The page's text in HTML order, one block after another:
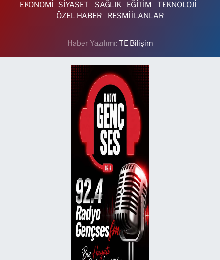
EKONOMİ
SİYASET SAĞLIK EĞİTİM
TEKNOLOJİ
ÖZEL HABER
RESMİ İLANLAR
Haber Yazılımı:TE Bilişim